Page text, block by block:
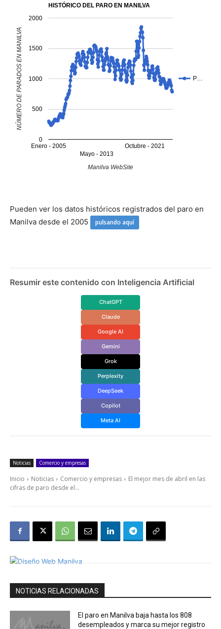
HISTÓRICO DEL PARO EN MANILVA
P…
Enero - 2005
Mayo - 2013
Octubre - 2021
0
500
1000
1500
2000
Manilva WebSite
NÚMERO DE PARADOS EN MANILVA
Pueden ver los datos históricos registrados del paro en
Manilva desde el 2005
pulsando aquí
Resumir este contenido con Inteligencia Artificial
ChatGPT
Claude
Google AI
Gemini
Grok
Perplexity
DeepSeek
Copilot
Meta AI
Noticias Comercio y empresas
Inicio Noticias Comercio y empresas
El mejor mes de abril en las
cifras de paro desde el...
NOTICIAS RELACIONADAS
El paro en Manilva baja hasta los 808
desempleados y marca su mejor registro